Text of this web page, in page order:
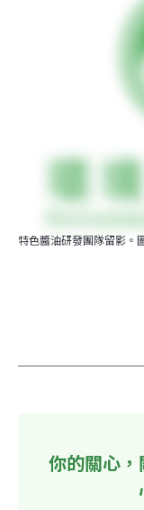
特色醬油研發團隊留影。
你的關心